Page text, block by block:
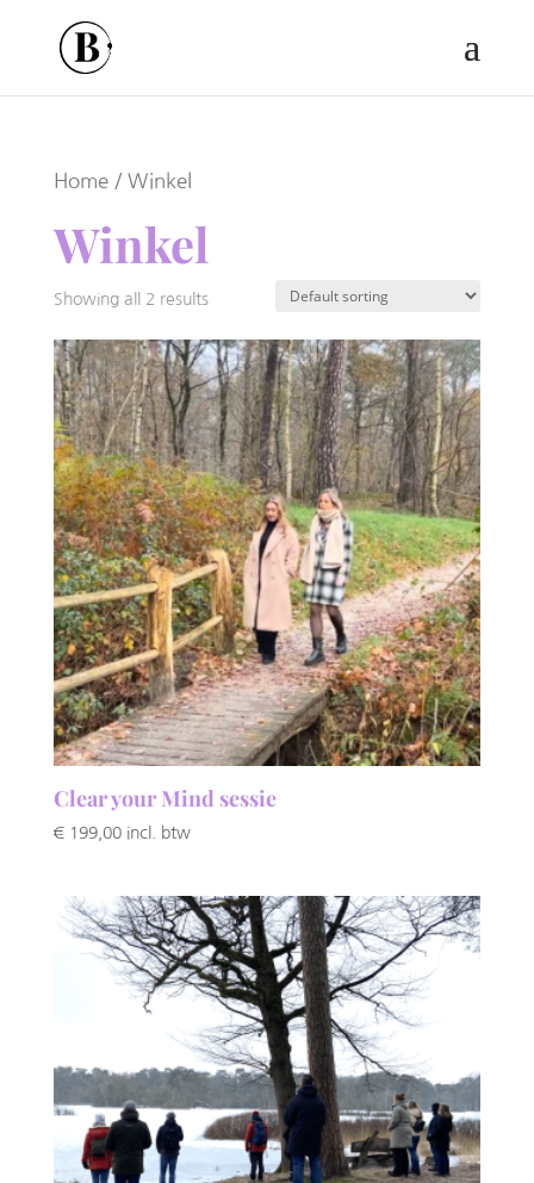
Home/ Winkel
Winkel
Showing all 2 results
Clear your Mind sessie
€199,00 incl. btw